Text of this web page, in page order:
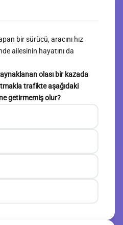
bir sürücü, aracını hız
ailesinin hayatını da
olası bir kazada
trafikte aşağıdaki
getirmemiş olur?